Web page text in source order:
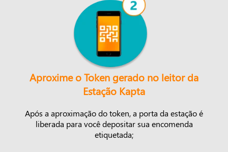
Aproxime o Token gerado no leitor da
Estação Kapta
Após a aproximação do token, a porta da estação é
liberada para você depositar sua encomenda
etiquetada;